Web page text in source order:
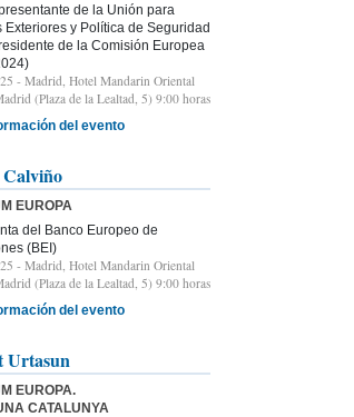
de la Unión para
Exteriores y Política de Seguridad
de la Comisión Europea
- Madrid, Hotel Mandarin Oriental
(Plaza de la Lealtad, 5) 9:00 horas
del evento
EUROPA
del Banco Europeo de
(BEI)
- Madrid, Hotel Mandarin Oriental
(Plaza de la Lealtad, 5) 9:00 horas
del evento
Urtasun
EUROPA.
CATALUNYA